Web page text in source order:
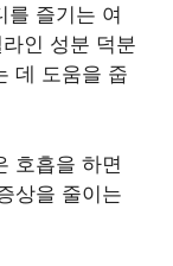
를 즐기는 여
인 성분 덕분
데 도움을 줍
호흡을 하면
상을 줄이는